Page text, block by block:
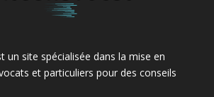
un site spécialisée dans la mise en
et particuliers pour des conseils